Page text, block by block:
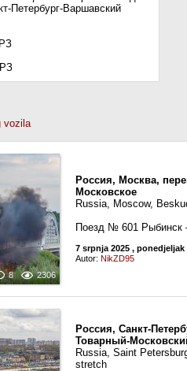
Петербург-Варшавский
vozila
8 2306
Россия, Москва,
Московское
Russia, Moscow,
Поезд № 601
7 srpnja 2025 , ponedjeljak
Autor: NikZD95
Россия, Санкт-
Товарный-
Russia, Saint
stretch